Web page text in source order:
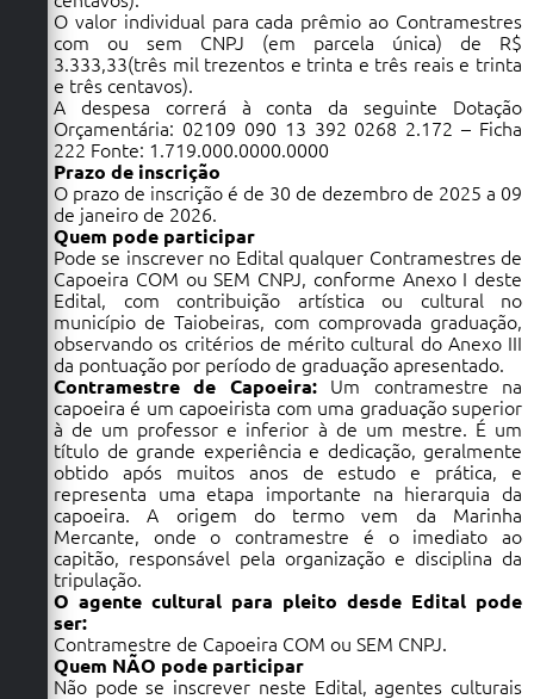
O valor individual para cada prêmio ao Contramestres
com ou sem CNPJ (em parcela única) de R$
3.333,33(três mil trezentos e trinta e três reais e trinta
e três centavos).
A despesa correrá à conta da seguinte Dotação
Orçamentária: 02109 090 13 392 0268 2.172 – Ficha
222 Fonte: 1.719.000.0000.0000
Prazo de inscrição
O prazo de inscrição é de 30 de dezembro de 2025 a 09
de janeiro de 2026.
Quem pode participar
Pode se inscrever no Edital qualquer Contramestres de
Capoeira COM ou SEM CNPJ, conforme Anexo I deste
Edital, com contribuição artística ou cultural no
município de Taiobeiras, com comprovada graduação,
observando os critérios de mérito cultural do Anexo III
da pontuação por período de graduação apresentado.
Contramestre de Capoeira: Um contramestre na
capoeira é um capoeirista com uma graduação superior
à de um professor e inferior à de um mestre. É um
título de grande experiência e dedicação, geralmente
obtido após muitos anos de estudo e prática, e
representa uma etapa importante na hierarquia da
capoeira. A origem do termo vem da Marinha
Mercante, onde o contramestre é o imediato ao
capitão, responsável pela organização e disciplina da
tripulação.
O agente cultural para pleito desde Edital pode
ser:
Contramestre de Capoeira COM ou SEM CNPJ.
Quem NÃO pode participar
Não pode se inscrever neste Edital, agentes culturais